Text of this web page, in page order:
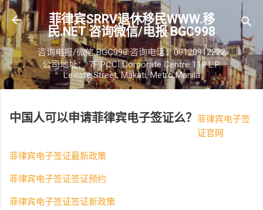
菲律宾SRRV退休移民WWW.移
民.NET 咨询微信/电报 BGC998
咨询电报/微信 BGC998 咨询电话：09120912222
公司地址： 7F PCCI Corporate Centre 118 L.P.
Leviste Street, Makati, Metro Manila
中国人可以申请菲律宾电子签证么？ 菲律宾电子签
证官网
菲律宾电子签证最新政策
菲律宾电子签证签证预约
菲律宾电子签证签证新政策